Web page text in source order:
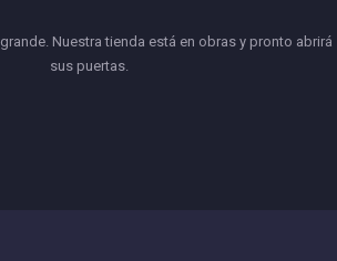
Nuestra tienda está en obras y pronto abrirá
sus puertas.